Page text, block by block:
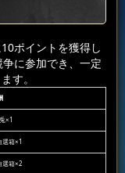
ポイントを獲得し
に参加でき、一定
す。
×1
選箱×1
選箱×2